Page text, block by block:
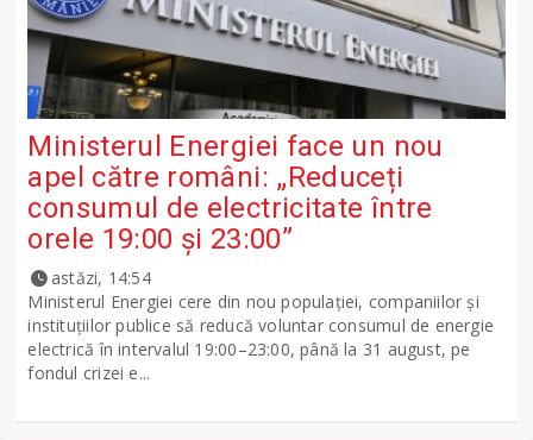
Ministerul Energiei face un nou
apel către români: „Reduceți
consumul de electricitate între
orele 19:00 și 23:00”
astăzi, 14:54
Ministerul Energiei cere din nou populației, companiilor și
instituțiilor publice să reducă voluntar consumul de energie
electrică în intervalul 19:00–23:00, până la 31 august, pe
fondul crizei e...